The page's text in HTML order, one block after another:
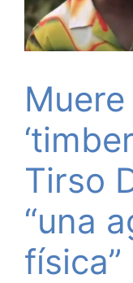
Tirso
“una